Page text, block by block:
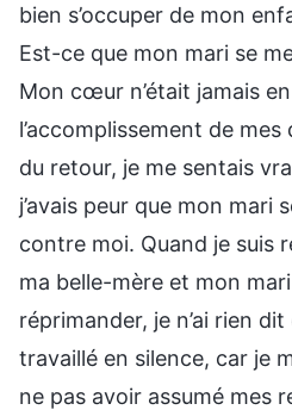
bien s’occuper de mon
Est-ce que mon mari se
Mon cœur n’était jamais
l’accomplissement de
du retour, je me sentais
j’avais peur que mon mari
contre moi. Quand je suis
ma belle-mère et mon
réprimander, je n’ai rien dit
travaillé en silence, car je
ne pas avoir assumé mes